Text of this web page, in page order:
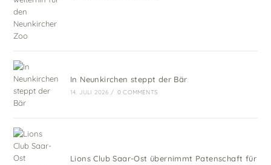
In Neunkirchen steppt der Bär
14. JULI 2026 / 0 COMMENTS
Lions Club Saar-Ost übernimmt Patenschaft für